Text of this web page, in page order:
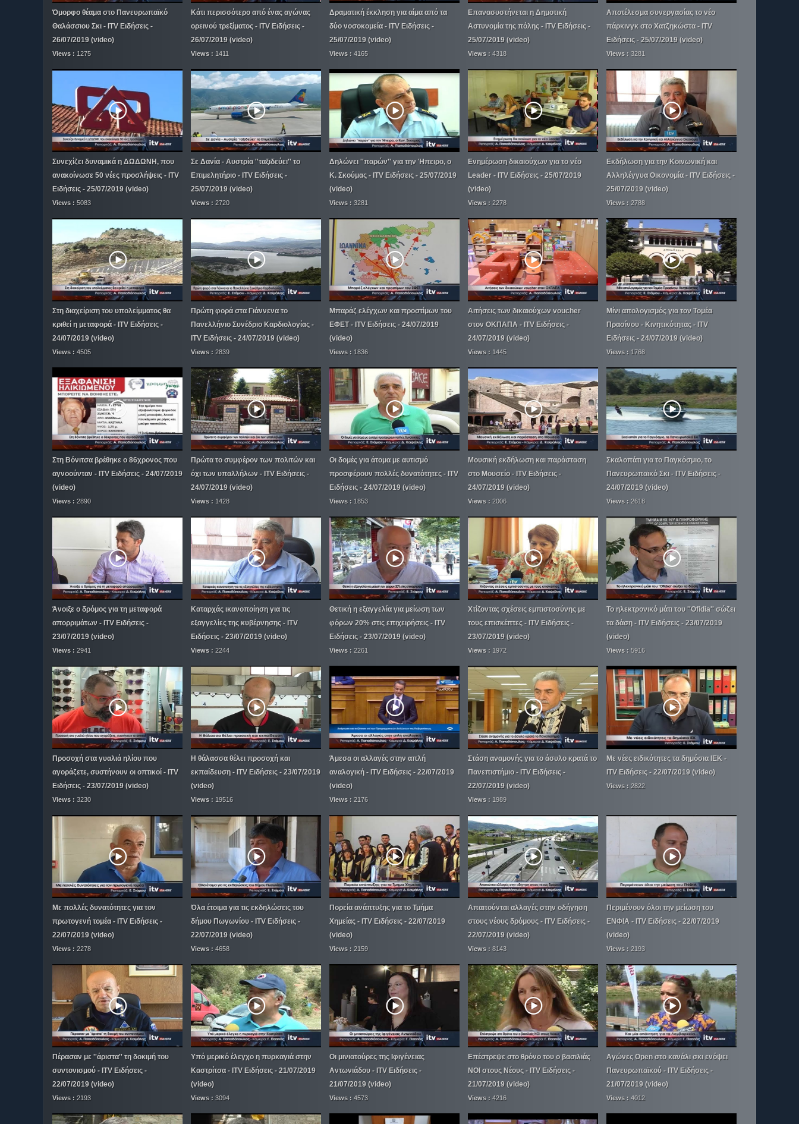
Όμορφο θέαμα στο Πανευρωπαϊκό
Θαλάσσιου Σκι - ITV Ειδήσεις -
26/07/2019 (video)
Views : 1275
Κάτι περισσότερο από ένας αγώνας
ορεινού τρεξίματος - ITV Ειδήσεις -
26/07/2019 (video)
Views : 1411
Δραματική έκκληση για αίμα από τα
δύο νοσοκομεία - ITV Ειδήσεις -
25/07/2019 (video)
Views : 4165
Επανασυστήνεται η Δημοτική
Αστυνομία της πόλης - ITV Ειδήσεις -
25/07/2019 (video)
Views : 4318
Αποτέλεσμα συνεργασίας το νέο
πάρκινγκ στο Χατζηκώστα - ITV
Ειδήσεις - 25/07/2019 (video)
Views : 3281
Συνεχίζει δυναμικά η ΔΩΔΩΝΗ, που
ανακοίνωσε 50 νέες προσλήψεις - ITV
Ειδήσεις - 25/07/2019 (video)
Views : 5083
Σε Δανία - Αυστρία ''ταξιδεύει'' το
Επιμελητήριο - ITV Ειδήσεις -
25/07/2019 (video)
Views : 2720
Δηλώνει ''παρών'' για την Ήπειρο, ο
Κ. Σκούμας - ITV Ειδήσεις - 25/07/2019
(video)
Views : 3281
Ενημέρωση δικαιούχων για το νέο
Leader - ITV Ειδήσεις - 25/07/2019
(video)
Views : 2278
Εκδήλωση για την Κοινωνική και
Αλληλέγγυα Οικονομία - ITV Ειδήσεις -
25/07/2019 (video)
Views : 2788
Στη διαχείριση του υπολείμματος θα
κριθεί η μεταφορά - ITV Ειδήσεις -
24/07/2019 (video)
Views : 4505
Πρώτη φορά στα Γιάννενα το
Πανελλήνιο Συνέδριο Καρδιολογίας -
ITV Ειδήσεις - 24/07/2019 (video)
Views : 2839
Μπαράζ ελέγχων και προστίμων του
ΕΦΕΤ - ITV Ειδήσεις - 24/07/2019
(video)
Views : 1836
Αιτήσεις των δικαιούχων voucher
στον ΟΚΠΑΠΑ - ITV Ειδήσεις -
24/07/2019 (video)
Views : 1445
Μίνι απολογισμός για τον Τομέα
Πρασίνου - Κινητικότητας - ITV
Ειδήσεις - 24/07/2019 (video)
Views : 1768
Στη Βόνιτσα βρέθηκε ο 86χρονος που
αγνοούνταν - ITV Ειδήσεις - 24/07/2019
(video)
Views : 2890
Πρώτα το συμφέρον των πολιτών και
όχι των υπαλλήλων - ITV Ειδήσεις -
24/07/2019 (video)
Views : 1428
Οι δομές για άτομα με αυτισμό
προσφέρουν πολλές δυνατότητες - ITV
Ειδήσεις - 24/07/2019 (video)
Views : 1853
Μουσική εκδήλωση και παράσταση
στο Μουσείο - ITV Ειδήσεις -
24/07/2019 (video)
Views : 2006
Σκαλοπάτι για το Παγκόσμιο, το
Πανευρωπαϊκό Σκι - ITV Ειδήσεις -
24/07/2019 (video)
Views : 2618
Άνοιξε ο δρόμος για τη μεταφορά
απορριμάτων - ITV Ειδήσεις -
23/07/2019 (video)
Views : 2941
Καταρχάς ικανοποίηση για τις
εξαγγελίες της κυβέρνησης - ITV
Ειδήσεις - 23/07/2019 (video)
Views : 2244
Θετική η εξαγγελία για μείωση των
φόρων 20% στις επιχειρήσεις - ITV
Ειδήσεις - 23/07/2019 (video)
Views : 2261
Χτίζοντας σχέσεις εμπιστοσύνης με
τους επισκέπτες - ITV Ειδήσεις -
23/07/2019 (video)
Views : 1972
Το ηλεκτρονικό μάτι του ''Ofidia'' σώζει
τα δάση - ITV Ειδήσεις - 23/07/2019
(video)
Views : 5916
Προσοχή στα γυαλιά ηλίου που
αγοράζετε, συστήνουν οι οπτικοί - ITV
Ειδήσεις - 23/07/2019 (video)
Views : 3230
Η θάλασσα θέλει προσοχή και
εκπαίδευση - ITV Ειδήσεις - 23/07/2019
(video)
Views : 19516
Άμεσα οι αλλαγές στην απλή
αναλογική - ITV Ειδήσεις - 22/07/2019
(video)
Views : 2176
Στάση αναμονής για το άσυλο κρατά το
Πανεπιστήμιο - ITV Ειδήσεις -
22/07/2019 (video)
Views : 1989
Με νέες ειδικότητες τα δημόσια ΙΕΚ -
ITV Ειδήσεις - 22/07/2019 (video)
Views : 2822
Με πολλές δυνατότητες για τον
πρωτογενή τομέα - ITV Ειδήσεις -
22/07/2019 (video)
Views : 2278
Όλα έτοιμα για τις εκδηλώσεις του
δήμου Πωγωνίου - ITV Ειδήσεις -
22/07/2019 (video)
Views : 4658
Πορεία ανάπτυξης για το Τμήμα
Χημείας - ITV Ειδήσεις - 22/07/2019
(video)
Views : 2159
Απαιτούνται αλλαγές στην οδήγηση
στους νέους δρόμους - ITV Ειδήσεις -
22/07/2019 (video)
Views : 8143
Περιμένουν όλοι την μείωση του
ΕΝΦΙΑ - ITV Ειδήσεις - 22/07/2019
(video)
Views : 2193
Πέρασαν με ''άριστα'' τη δοκιμή του
συντονισμού - ITV Ειδήσεις -
22/07/2019 (video)
Views : 2193
Υπό μερικό έλεγχο η πυρκαγιά στην
Καστρίτσα - ITV Ειδήσεις - 21/07/2019
(video)
Views : 3094
Οι μινιατούρες της Ιφιγένειας
Αντωνιάδου - ITV Ειδήσεις -
21/07/2019 (video)
Views : 4573
Επέστρεψε στο θρόνο του ο βασιλιάς
ΝΟΙ στους Νέους - ITV Ειδήσεις -
21/07/2019 (video)
Views : 4216
Αγώνες Open στο κανάλι σκι ενόψει
Πανευρωπαϊκού - ITV Ειδήσεις -
21/07/2019 (video)
Views : 4012